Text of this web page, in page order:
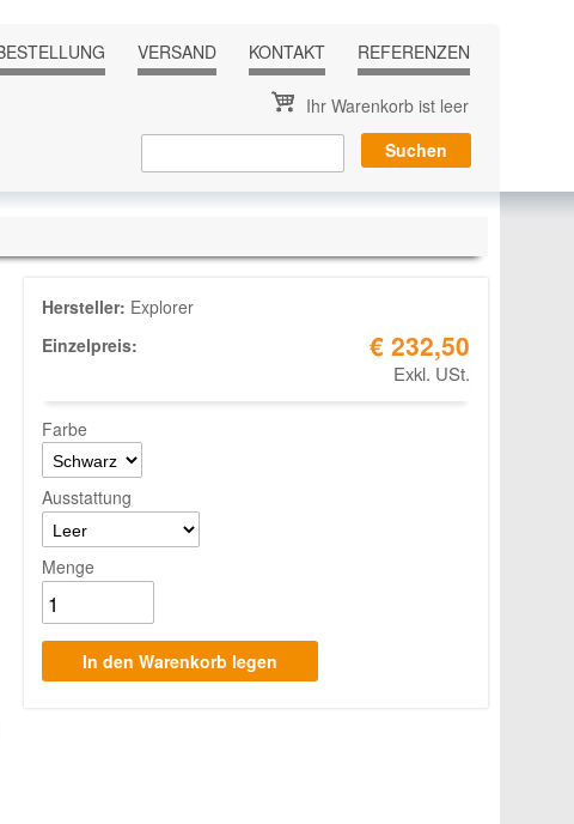
VERSAND KONTAKT REFERENZEN
Ihr Warenkorb ist leer
Hersteller: Explorer
Einzelpreis:
€ 232,50
Exkl. USt.
Farbe
Ausstattung
Menge